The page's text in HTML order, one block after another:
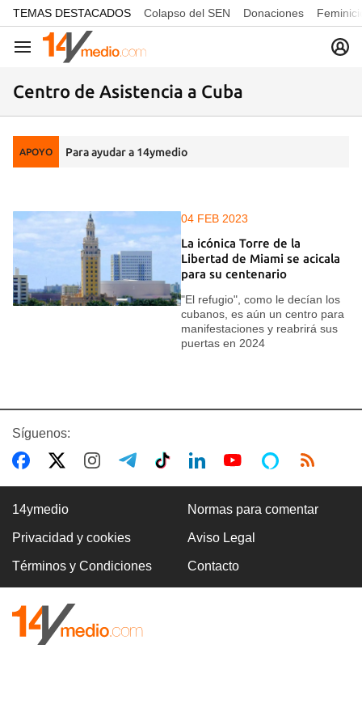
common.go-to-content
TEMAS DESTACADOS Colapso del SEN Donaciones
Navegación
Centro de Asistencia a Cuba
APOYO Para ayudar a 14ymedio
04 FEB 2023
La icónica Torre de la
Libertad de Miami se acicala
para su centenario
"El refugio", como le decían los
cubanos, es aún un centro para
manifestaciones y reabrirá sus
puertas en 2024
Síguenos:
14ymedio Normas para comentar
Privacidad y cookies Aviso Legal
Términos y Condiciones Contacto